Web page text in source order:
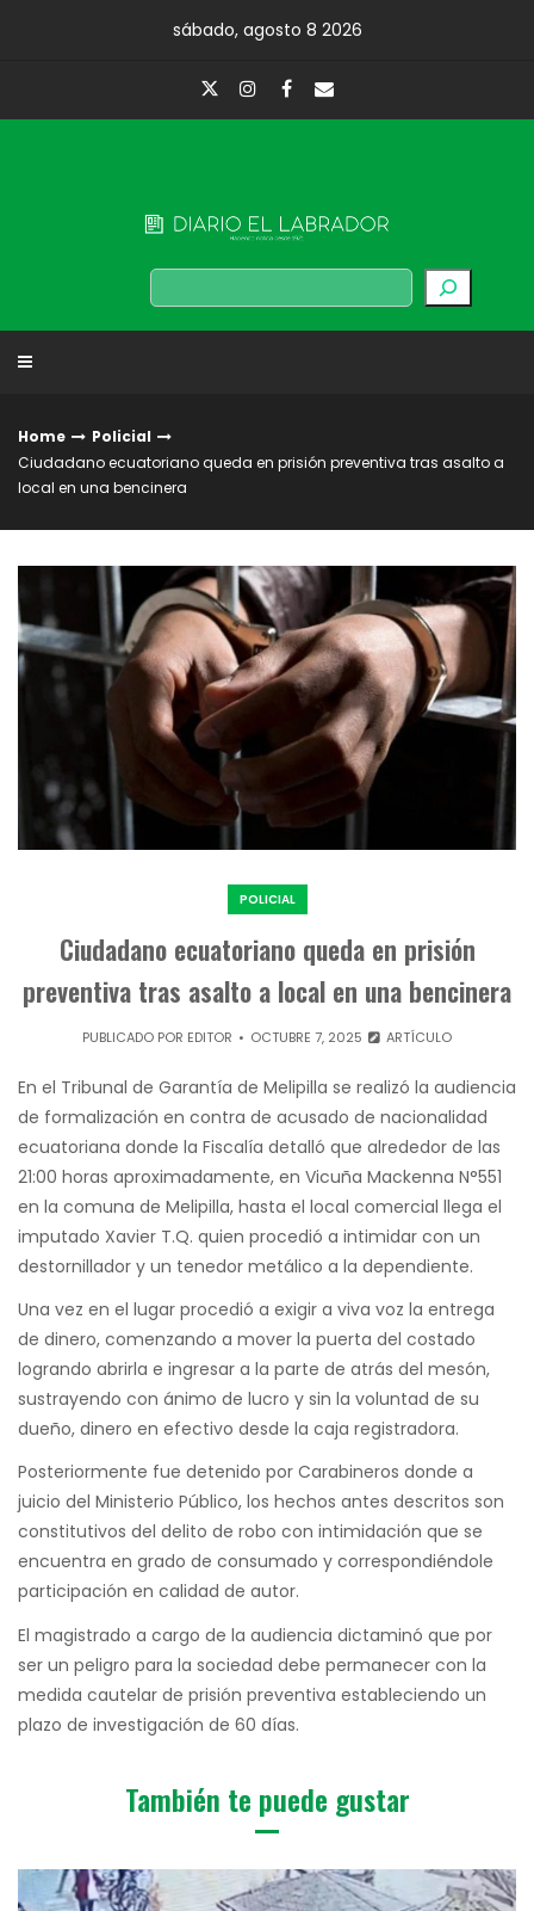
sábado, agosto 8 2026
Buscar
Home
Policial
Ciudadano ecuatoriano queda en prisión preventiva tras asalto a
local en una bencinera
POLICIAL
Ciudadano ecuatoriano queda en prisión
preventiva tras asalto a local en una bencinera
PUBLICADO POR EDITOR OCTUBRE 7, 2025 ARTÍCULO
En el Tribunal de Garantía de Melipilla se realizó la audiencia
de formalización en contra de acusado de nacionalidad
ecuatoriana donde la Fiscalía detalló que alrededor de las
21:00 horas aproximadamente, en Vicuña Mackenna N°551
en la comuna de Melipilla, hasta el local comercial llega el
imputado Xavier T.Q. quien procedió a intimidar con un
destornillador y un tenedor metálico a la dependiente.
Una vez en el lugar procedió a exigir a viva voz la entrega
de dinero, comenzando a mover la puerta del costado
logrando abrirla e ingresar a la parte de atrás del mesón,
sustrayendo con ánimo de lucro y sin la voluntad de su
dueño, dinero en efectivo desde la caja registradora.
Posteriormente fue detenido por Carabineros donde a
juicio del Ministerio Público, los hechos antes descritos son
constitutivos del delito de robo con intimidación que se
encuentra en grado de consumado y correspondiéndole
participación en calidad de autor.
El magistrado a cargo de la audiencia dictaminó que por
ser un peligro para la sociedad debe permanecer con la
medida cautelar de prisión preventiva estableciendo un
plazo de investigación de 60 días.
También te puede gustar